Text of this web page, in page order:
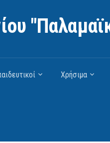
Χρήσιμα